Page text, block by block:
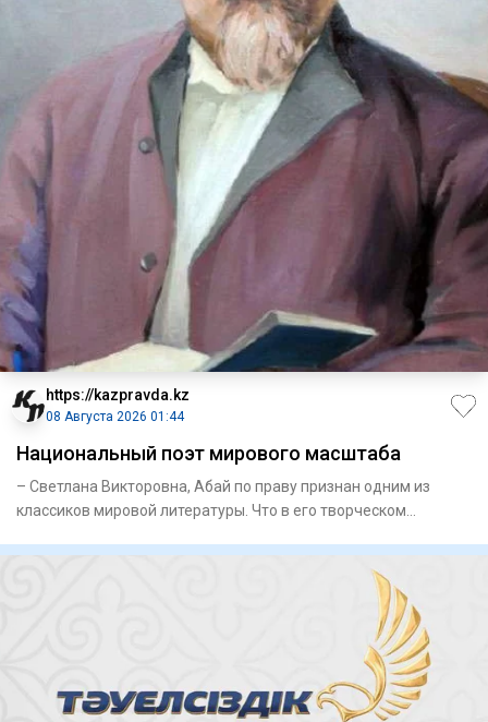
https://kazpravda.kz
08 Августа 2026 01:44
Национальный поэт мирового масштаба
– Светлана Викторовна, Абай по праву признан одним из
классиков мировой литературы. Что в его творческом